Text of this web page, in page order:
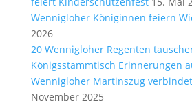
Wennigloher Königinnen feiern
2026
20 Wennigloher Regenten
Königsstammtisch Erinnerungen
Wennigloher Martinszug
November 2025